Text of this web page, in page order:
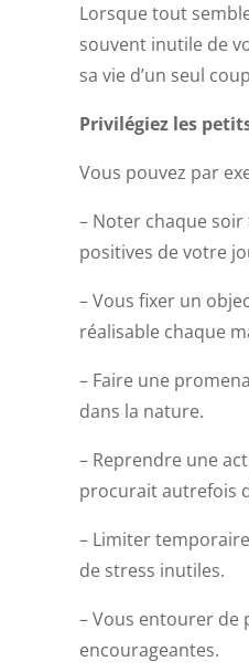
Lorsque tout
souvent inutile de
sa vie d’un seul
Privilégiez les
Vous pouvez par
– Noter chaque
positives de votre
– Vous fixer un
réalisable chaque
– Faire une
dans la nature.
– Reprendre une
procurait autrefois
– Limiter
de stress inutiles.
– Vous entourer de
encourageantes.